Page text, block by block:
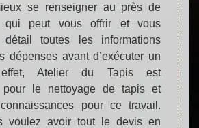
se renseigner au près de
qui peut vous offrir et vous
toutes les informations
dépenses avant d’exécuter un
Atelier du Tapis est
pour le nettoyage de tapis et
pour ce travail.
voulez avoir tout le devis en